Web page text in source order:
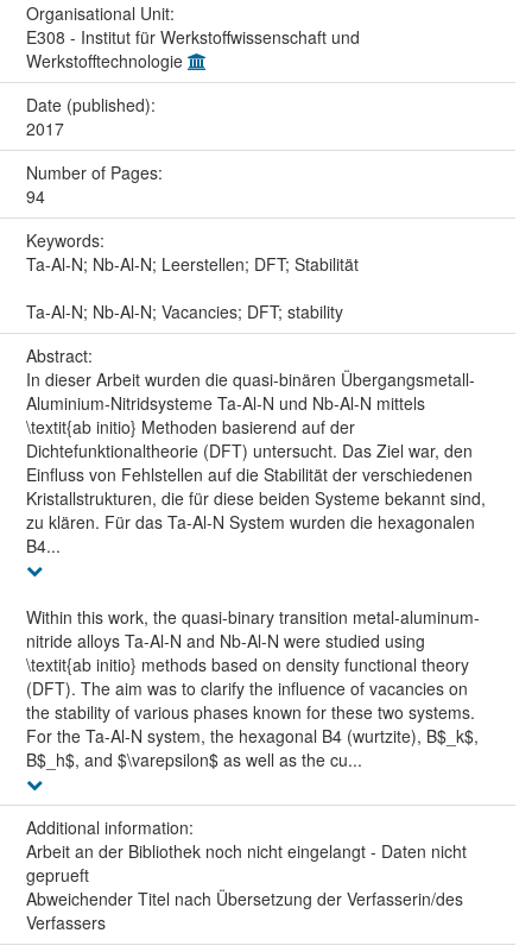
Organisational Unit:
E308 - Institut für Werkstoffwissenschaft und
Werkstofftechnologie
Date (published):
2017
Number of Pages:
94
Keywords:
Ta-Al-N; Nb-Al-N; Leerstellen; DFT; Stabilität
Ta-Al-N; Nb-Al-N; Vacancies; DFT; stability
Abstract:
In dieser Arbeit wurden die quasi-binären Übergangsmetall-
Aluminium-Nitridsysteme Ta-Al-N und Nb-Al-N mittels
\textit{ab initio} Methoden basierend auf der
Dichtefunktionaltheorie (DFT) untersucht. Das Ziel war, den
Einfluss von Fehlstellen auf die Stabilität der verschiedenen
Kristallstrukturen, die für diese beiden Systeme bekannt sind,
zu klären. Für das Ta-Al-N System wurden die hexagonalen
B4...
Within this work, the quasi-binary transition metal-aluminum-
nitride alloys Ta-Al-N and Nb-Al-N were studied using
\textit{ab initio} methods based on density functional theory
(DFT). The aim was to clarify the influence of vacancies on
the stability of various phases known for these two systems.
For the Ta-Al-N system, the hexagonal B4 (wurtzite), B$_k$,
B$_h$, and $\varepsilon$ as well as the cu...
Additional information:
Arbeit an der Bibliothek noch nicht eingelangt - Daten nicht
geprueft
Abweichender Titel nach Übersetzung der Verfasserin/des
Verfassers